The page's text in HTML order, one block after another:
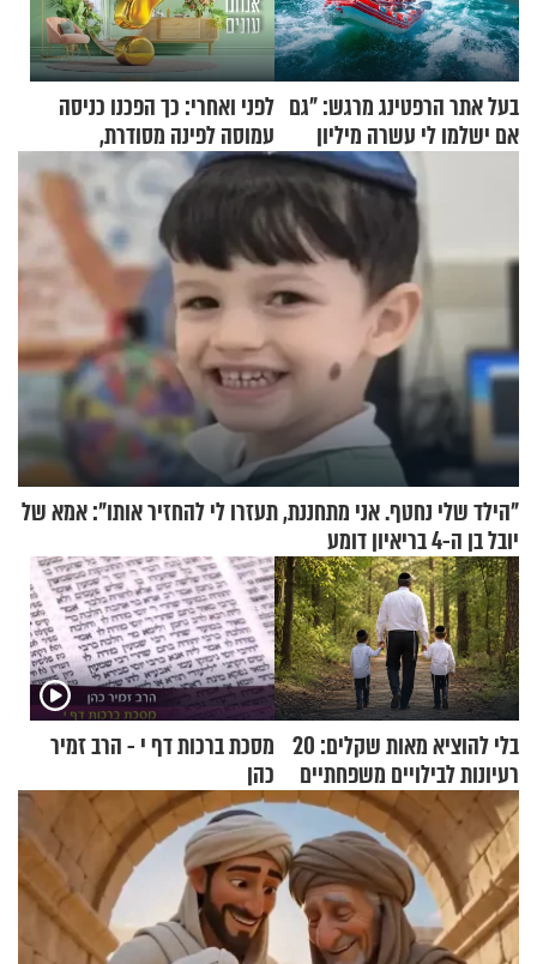
בעל אתר הרפטינג מרגש: "גם
אם ישלמו לי עשרה מיליון
שקלים - לא אפתח בשבת"
לפני ואחרי: כך הפכנו כניסה
עמוסה לפינה מסודרת,
שימושית ומזמינה
"הילד שלי נחטף. אני מתחננת, תעזרו לי להחזיר אותו": אמא של
יובל בן ה-4 בריאיון דומע
בלי להוציא מאות שקלים: 20
רעיונות לבילויים משפחתיים
כמעט בחינם
מסכת ברכות דף י - הרב זמיר
כהן